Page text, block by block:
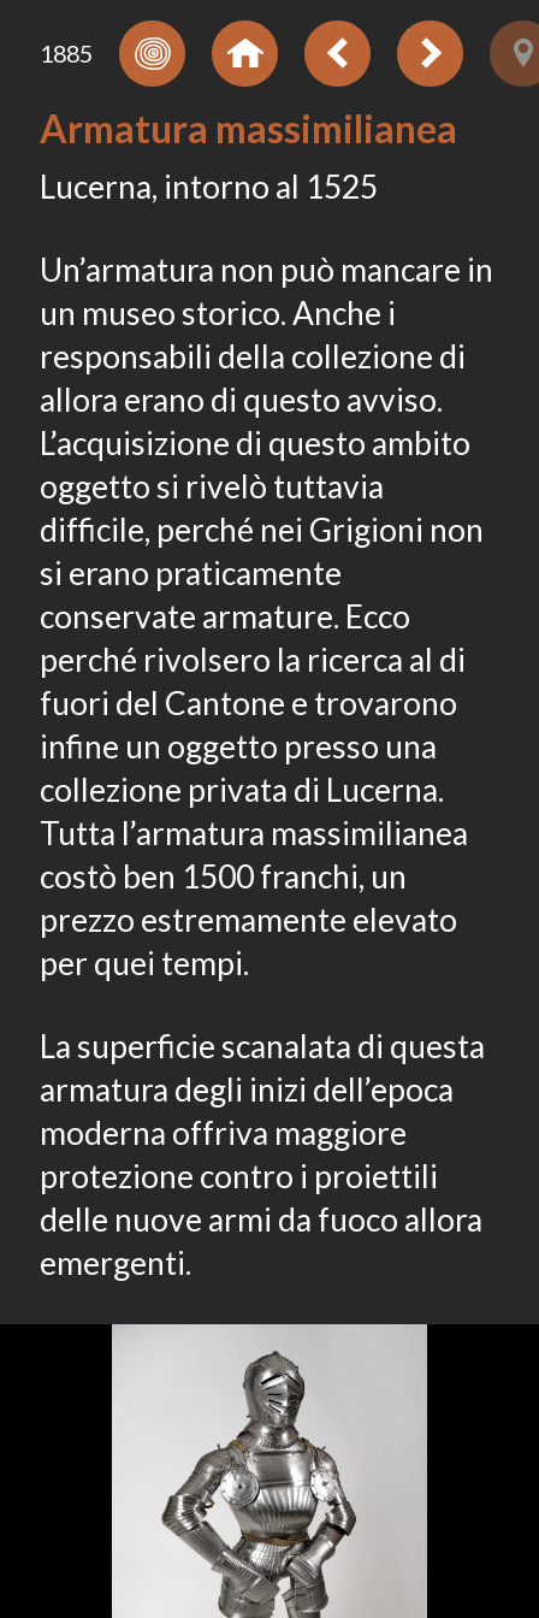
1885
Armatura massimilianea
Lucerna, intorno al 1525
Un’armatura non può mancare in
un museo storico. Anche i
responsabili della collezione di
allora erano di questo avviso.
L’acquisizione di questo ambito
oggetto si rivelò tuttavia
difficile, perché nei Grigioni non
si erano praticamente
conservate armature. Ecco
perché rivolsero la ricerca al di
fuori del Cantone e trovarono
infine un oggetto presso una
collezione privata di Lucerna.
Tutta l’armatura massimilianea
costò ben 1500 franchi, un
prezzo estremamente elevato
per quei tempi.
La superficie scanalata di questa
armatura degli inizi dell’epoca
moderna offriva maggiore
protezione contro i proiettili
delle nuove armi da fuoco allora
emergenti.